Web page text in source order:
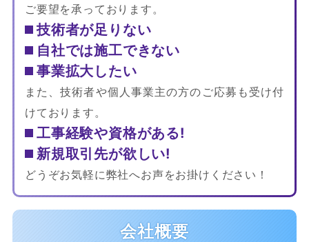
ご要望を承っております。
技術者が足りない
自社では施工できない
事業拡大したい
また、技術者や個人事業主の方のご応募も受け付
けております。
工事経験や資格がある!
新規取引先が欲しい!
どうぞお気軽に弊社へお声をお掛けください！
会社概要